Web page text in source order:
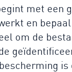
met
en
om de